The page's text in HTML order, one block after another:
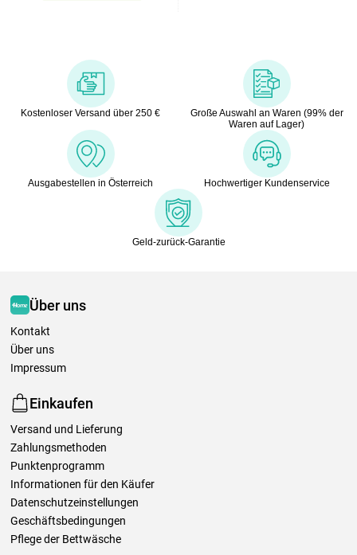
Kostenloser Versand über 250 €
Große Auswahl an Waren (99% der
Waren auf Lager)
Ausgabestellen in Österreich Hochwertiger Kundenservice
Geld-zurück-Garantie
Über uns
Kontakt
Über uns
Impressum
Einkaufen
Versand und Lieferung
Zahlungsmethoden
Punktenprogramm
Informationen für den Käufer
Datenschutzeinstellungen
Geschäftsbedingungen
Pflege der Bettwäsche